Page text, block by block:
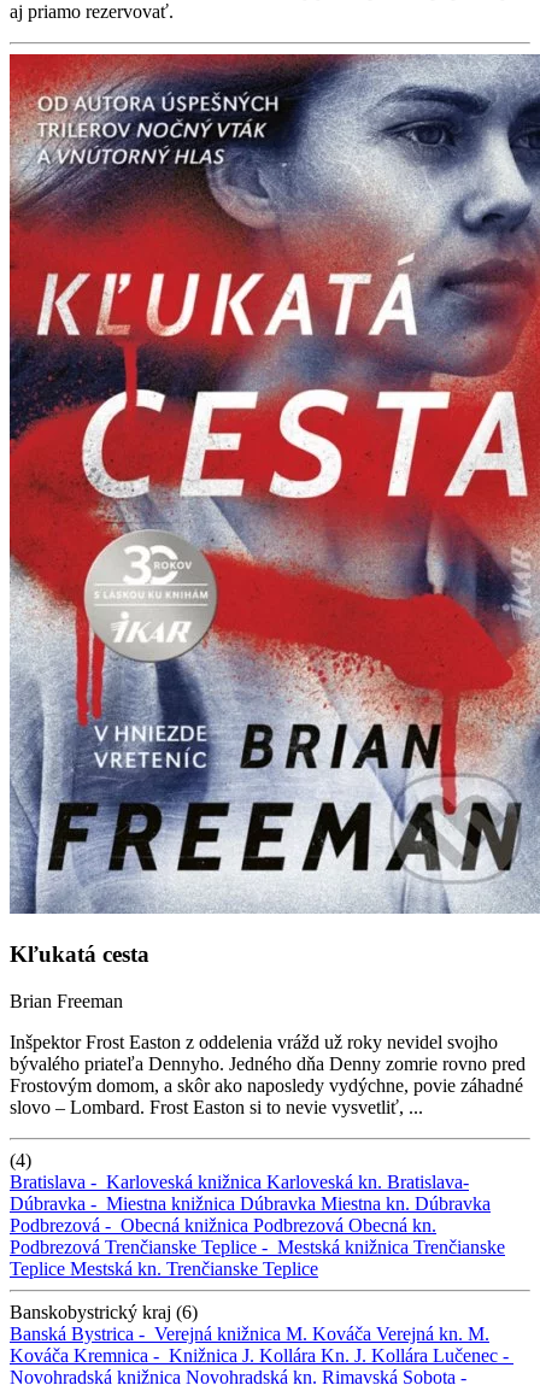
aj priamo rezervovať.
Kľukatá cesta
Brian Freeman
Inšpektor Frost Easton z oddelenia vrážd už roky nevidel svojho
bývalého priateľa Dennyho. Jedného dňa Denny zomrie rovno pred
Frostovým domom, a skôr ako naposledy vydýchne, povie záhadné
slovo – Lombard. Frost Easton si to nevie vysvetliť, ...
(4)
Bratislava - Karloveská knižnica Karloveská kn. Bratislava-
Dúbravka - Miestna knižnica Dúbravka Miestna kn. Dúbravka
Podbrezová - Obecná knižnica Podbrezová Obecná kn.
Podbrezová Trenčianske Teplice - Mestská knižnica Trenčianske
Teplice Mestská kn. Trenčianske Teplice
Banskobystrický kraj (6)
Banská Bystrica - Verejná knižnica M. Kováča Verejná kn. M.
Kováča Kremnica - Knižnica J. Kollára Kn. J. Kollára Lučenec -
Novohradská knižnica Novohradská kn. Rimavská Sobota -